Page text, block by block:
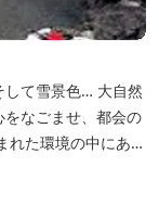
して雪景色… 大自然
なごませ、都会の
れた環境の中にあ
山水園です。 ま
然温泉「赤目温泉